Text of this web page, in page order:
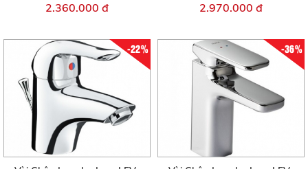
2.360.000 đ 2.970.000 đ
-22% -36%